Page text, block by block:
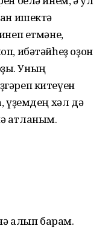
ишектә
етмәне,
ибәтәйһеҙ оҙон
Уның
китеүен
үҙемдең хәл дә
атланым.
алып барам.